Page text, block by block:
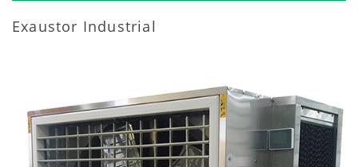
Exaustor Industrial